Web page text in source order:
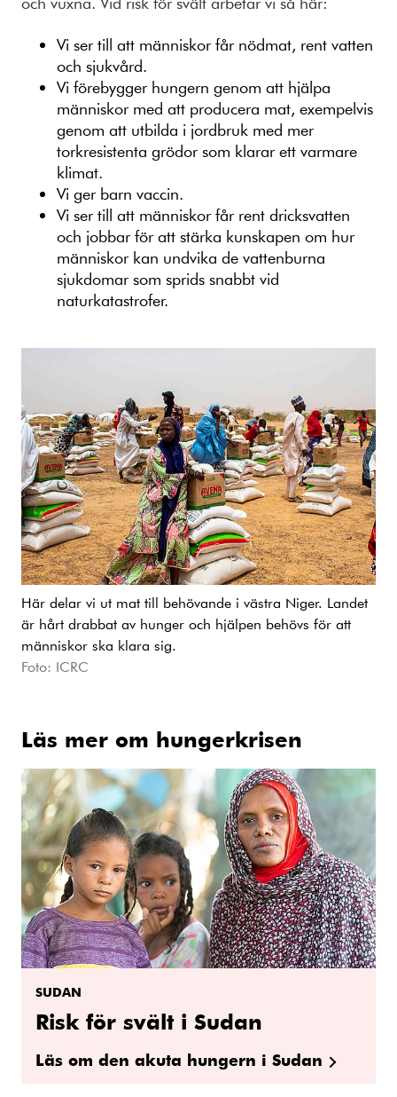
Vi ser till att människor får nödmat, rent vatten
och sjukvård.
Vi förebygger hungern genom att hjälpa
människor med att producera mat, exempelvis
genom att utbilda i jordbruk med mer
torkresistenta grödor som klarar ett varmare
klimat.
Vi ger barn vaccin.
Vi ser till att människor får rent dricksvatten
och jobbar för att stärka kunskapen om hur
människor kan undvika de vattenburna
sjukdomar som sprids snabbt vid
naturkatastrofer.
Här delar vi ut mat till behövande i västra Niger. Landet
är hårt drabbat av hunger och hjälpen behövs för att
människor ska klara sig.
Foto: ICRC
Läs mer om hungerkrisen
SUDAN
Risk för svält i Sudan
Läs om den akuta hungern i Sudan